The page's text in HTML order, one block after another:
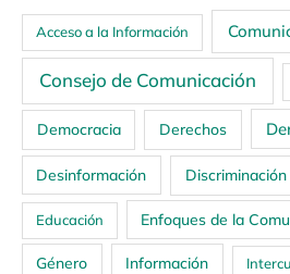
Acceso a la Información
Consejo de Comunicación
Democracia Derechos
Desinformación Discriminación
Educación Enfoques de la
Género Información